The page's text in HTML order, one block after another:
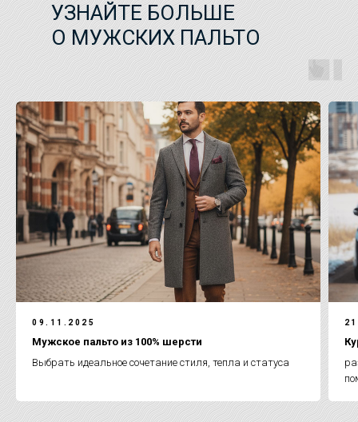
УЗНАЙТЕ БОЛЬШЕ
О МУЖСКИХ ПАЛЬТО
09.11.2025
Мужское пальто из 100% шерсти
Выбрать идеальное сочетание стиля, тепла и статуса